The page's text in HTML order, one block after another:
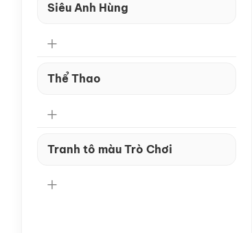
Siêu Anh Hùng
Thể Thao
Tranh tô màu Trò Chơi